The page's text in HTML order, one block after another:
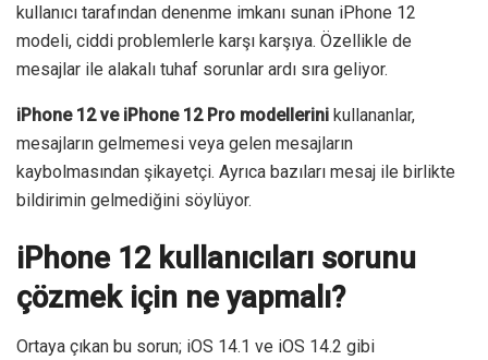
kullanıcı tarafından denenme imkanı sunan iPhone 12
modeli, ciddi problemlerle karşı karşıya. Özellikle de
mesajlar ile alakalı tuhaf sorunlar ardı sıra geliyor.
iPhone 12 ve iPhone 12 Pro modellerini kullananlar,
mesajların gelmemesi veya gelen mesajların
kaybolmasından şikayetçi. Ayrıca bazıları mesaj ile birlikte
bildirimin gelmediğini söylüyor.
iPhone 12 kullanıcıları sorunu
çözmek için ne yapmalı?
Ortaya çıkan bu sorun; iOS 14.1 ve iOS 14.2 gibi